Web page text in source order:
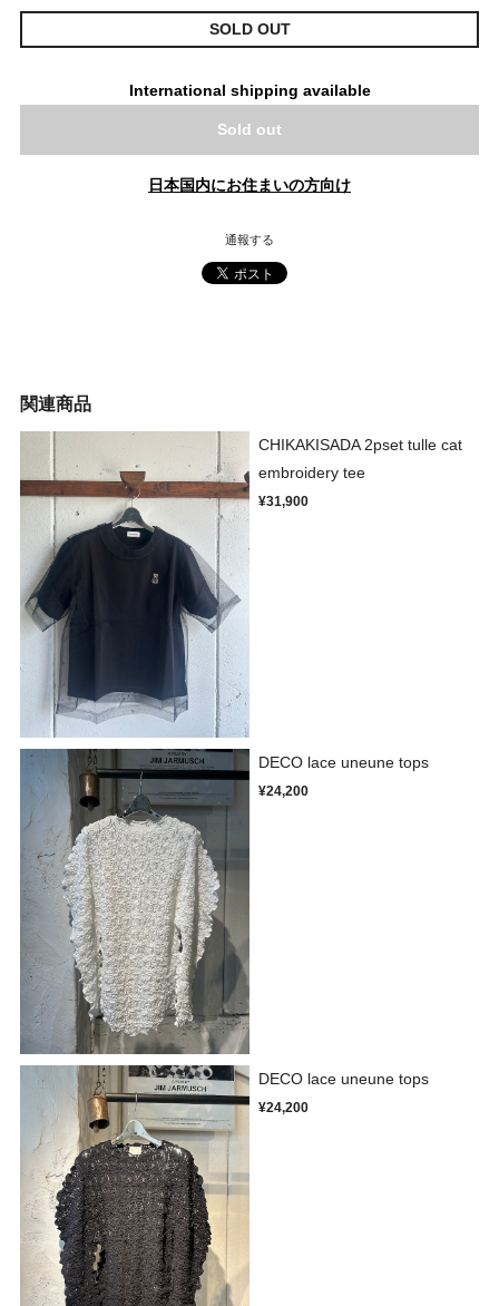
SOLD OUT
International shipping available
Sold out
日本国内にお住まいの方向け
通報する
関連商品
CHIKAKISADA 2pset tulle cat
embroidery tee
¥31,900
DECO lace uneune tops
¥24,200
DECO lace uneune tops
¥24,200